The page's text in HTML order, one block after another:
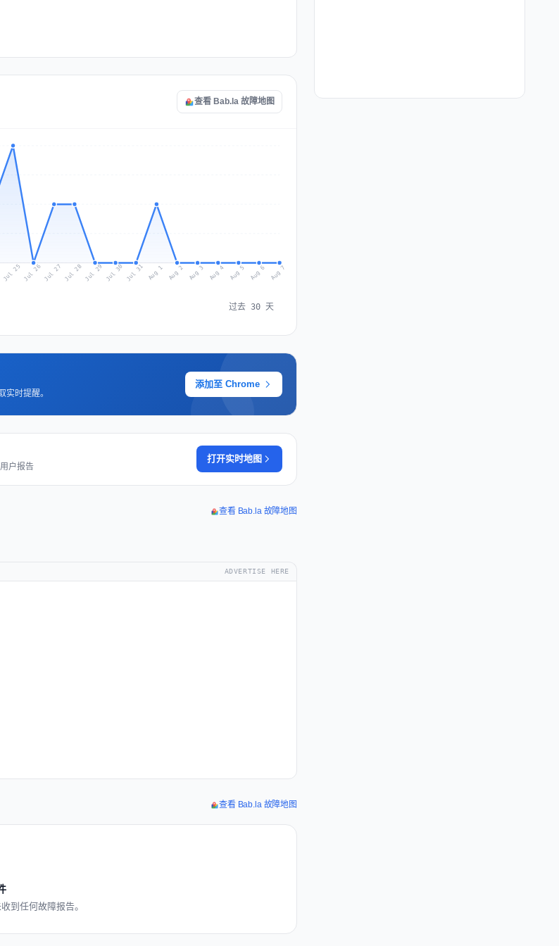
查看 Bab.la 故障地图
Jul 25 Jul 26Jul 27 Jul 28Jul 29 Jul 30 Jul 31 Aug 1 Aug 2 Aug 3 Aug 4 Aug 5 Aug 6 Aug 7
过去 30 天
时提醒。
添加至 Chrome
户报告
打开实时地图
查看 Bab.la 故障地图
ADVERTISE HERE
查看 Bab.la 故障地图
到任何故障报告。